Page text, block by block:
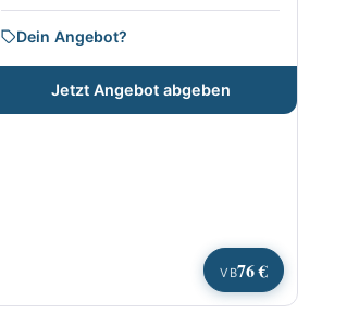
VB76 €
Dein Angebot?
Jetzt Angebot abgeben